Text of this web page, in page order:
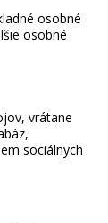
osobné
osobné
vrátane
sociálnych